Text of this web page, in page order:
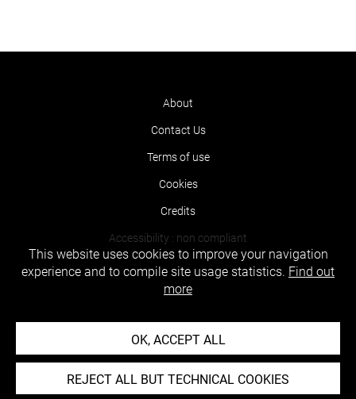
About
Contact Us
Terms of use
Cookies
Credits
Accessibility : non compliant
This website uses cookies to improve your navigation
experience and to compile site usage statistics. Find out
more
OK, ACCEPT ALL
REJECT ALL BUT TECHNICAL COOKIES